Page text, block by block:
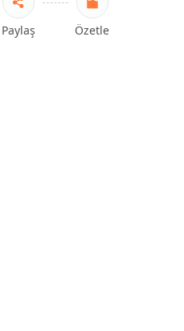
Paylaş Özetle